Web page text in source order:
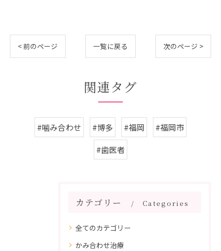
< 前のページ 一覧に戻る 次のページ >
関連タグ
#噛み合わせ #博多 #福岡
#福岡市
#歯医者
カテゴリー Categories
全てのカテゴリー
かみ合わせ治療